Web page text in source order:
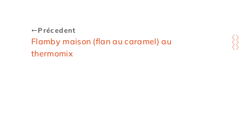
Précedent
Flamby maison (flan au caramel) au
thermomix